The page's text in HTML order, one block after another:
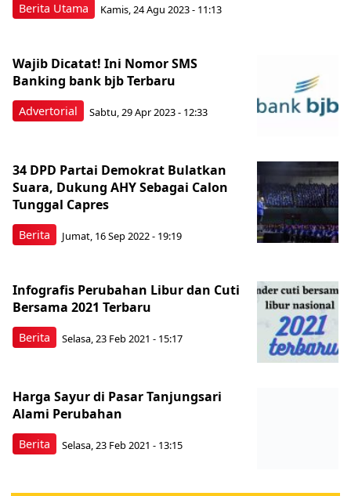
Berita Utama Kamis, 24 Agu 2023 - 11:13
Advertorial
Wajib Dicatat! Ini Nomor SMS
Banking bank bjb Terbaru
Sabtu, 29 Apr 2023 - 12:33
Berita
34 DPD Partai Demokrat Bulatkan
Suara, Dukung AHY Sebagai Calon
Tunggal Capres
Jumat, 16 Sep 2022 - 19:19
Berita
Infografis Perubahan Libur dan Cuti
Bersama 2021 Terbaru
Selasa, 23 Feb 2021 - 15:17
Berita
Harga Sayur di Pasar Tanjungsari
Alami Perubahan
Selasa, 23 Feb 2021 - 13:15